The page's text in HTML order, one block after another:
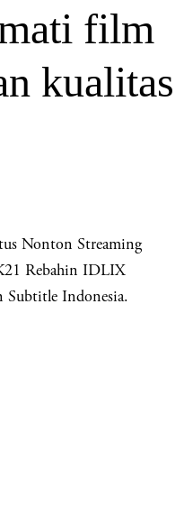
film
kualitas
Nonton Streaming
Rebahin IDLIX
Indonesia.